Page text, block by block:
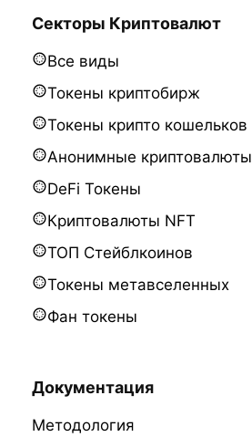
Секторы Криптовалют
Все виды
Токены криптобирж
Токены крипто кошельков
Анонимные криптовалюты
DeFi Токены
Криптовалюты NFT
ТОП Стейблкоинов
Токены метавселенных
Фан токены
Документация
Методология